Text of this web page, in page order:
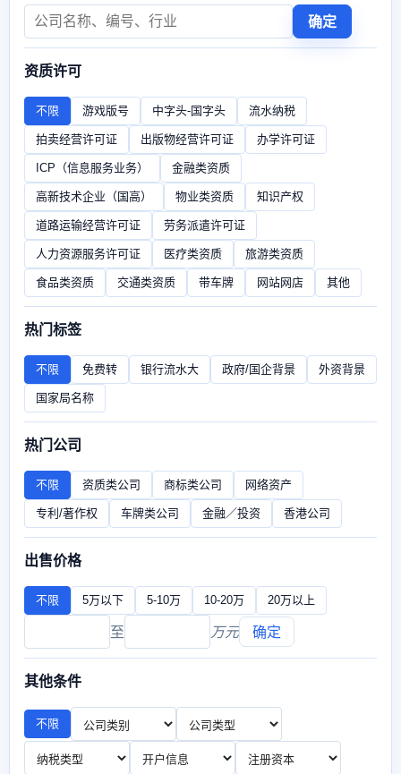
确定
资质许可
不限 游戏版号 中字头-国字头 流水纳税
拍卖经营许可证 出版物经营许可证 办学许可证
ICP（信息服务业务） 金融类资质
高新技术企业（国高） 物业类资质 知识产权
道路运输经营许可证 劳务派遣许可证
人力资源服务许可证 医疗类资质 旅游类资质
食品类资质 交通类资质 带车牌 网站网店 其他
热门标签
不限 免费转 银行流水大 政府/国企背景 外资背景
国家局名称
热门公司
不限 资质类公司 商标类公司 网络资产
专利/著作权 车牌类公司 金融／投资 香港公司
出售价格
不限 5万以下 5-10万 10-20万 20万以上
至 万元 确定
其他条件
不限